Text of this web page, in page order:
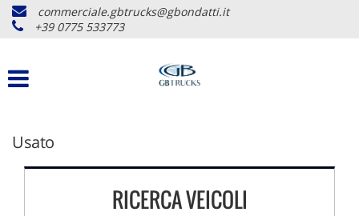
commerciale.gbtrucks@gbondatti.it
+39 0775 533773
Usato
RICERCA VEICOLI